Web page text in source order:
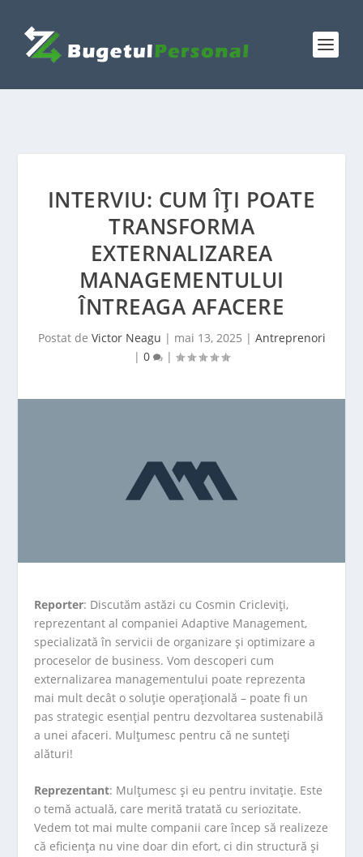
INTERVIU: CUM ÎȚI POATE
TRANSFORMA
EXTERNALIZAREA
MANAGEMENTULUI
ÎNTREAGA AFACERE
Postat de Victor Neagu | mai 13, 2025 | Antreprenori
| 0 |
Reporter: Discutăm astăzi cu Cosmin Cricleviți,
reprezentant al companiei Adaptive Management,
specializată în servicii de organizare și optimizare a
proceselor de business. Vom descoperi cum
externalizarea managementului poate reprezenta
mai mult decât o soluție operațională – poate fi un
pas strategic esențial pentru dezvoltarea sustenabilă
a unei afaceri. Mulțumesc pentru că ne sunteți
alături!
Reprezentant: Mulțumesc și eu pentru invitație. Este
o temă actuală, care merită tratată cu seriozitate.
Vedem tot mai multe companii care încep să realizeze
că eficiența nu vine doar din efort, ci din structură și